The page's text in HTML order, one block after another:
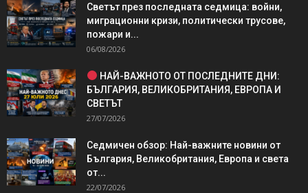
Светът през последната седмица: войни,
миграционни кризи, политически трусове,
пожари и...
06/08/2026
НАЙ-ВАЖНОТО ОТ ПОСЛЕДНИТЕ ДНИ:
БЪЛГАРИЯ, ВЕЛИКОБРИТАНИЯ, ЕВРОПА И
СВЕТЪТ
27/07/2026
Седмичен обзор: Най-важните новини от
България, Великобритания, Европа и света
от...
22/07/2026